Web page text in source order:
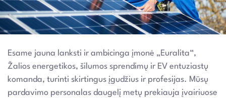
Esame jauna lanksti ir ambicinga įmonė „Euralita“,
Žalios energetikos, šilumos sprendimų ir EV entuziastų
komanda, turinti skirtingus įgudžius ir profesijas. Mūsų
pardavimo personalas daugelį metų prekiauja įvairiuose